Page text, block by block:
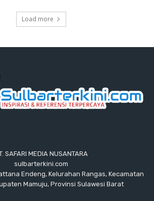
Load more
SAFARI MEDIA NUSANTARA
sulbarterkini.com
Endeng, Kelurahan Rangas, Kecamatan
Mamuju, Provinsi Sulawesi Barat